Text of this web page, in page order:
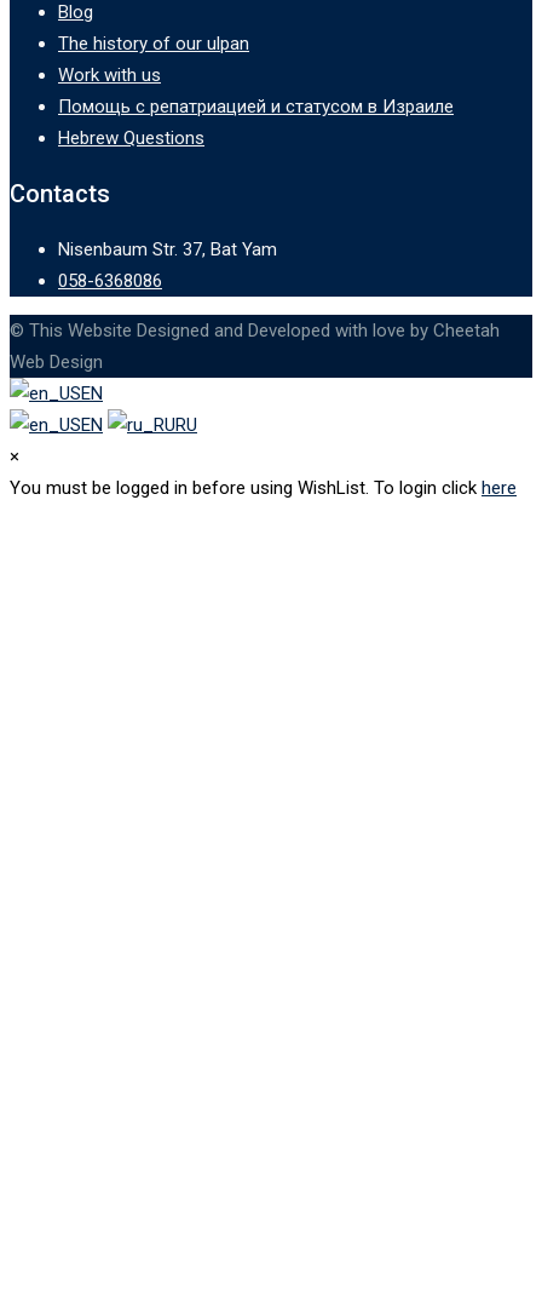
Blog
The history of our ulpan
Work with us
Помощь с репатриацией и статусом в Израиле
Hebrew Questions
Contacts
Nisenbaum Str. 37, Bat Yam
058-6368086
© This Website Designed and Developed with love by Cheetah
Web Design
EN
EN
RU
×
You must be logged in before using WishList. To login click here